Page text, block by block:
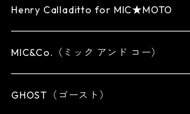
CUFF・BUNGLE
NECKLACE
KEY CHAIN
BRACELET/CUFF
NECKLACE
WALLET
PENDANT / NECKLACE
PENDANT / NECKLACE
EARRING
OTHER
RING
PENDANT
EARRING
Henry Calladitto for MIC★MOTO
MIC&Co.（ミック アンド コー）
RING
GHOST（ゴースト）